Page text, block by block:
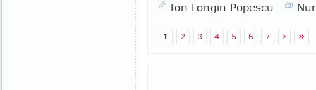
Ion Longin Popescu
1 2 3 4 5 6 7 › »